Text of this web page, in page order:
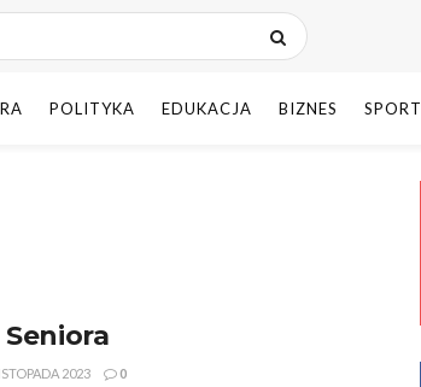
POLITYKA EDUKACJA BIZNES SPORT
2023 0